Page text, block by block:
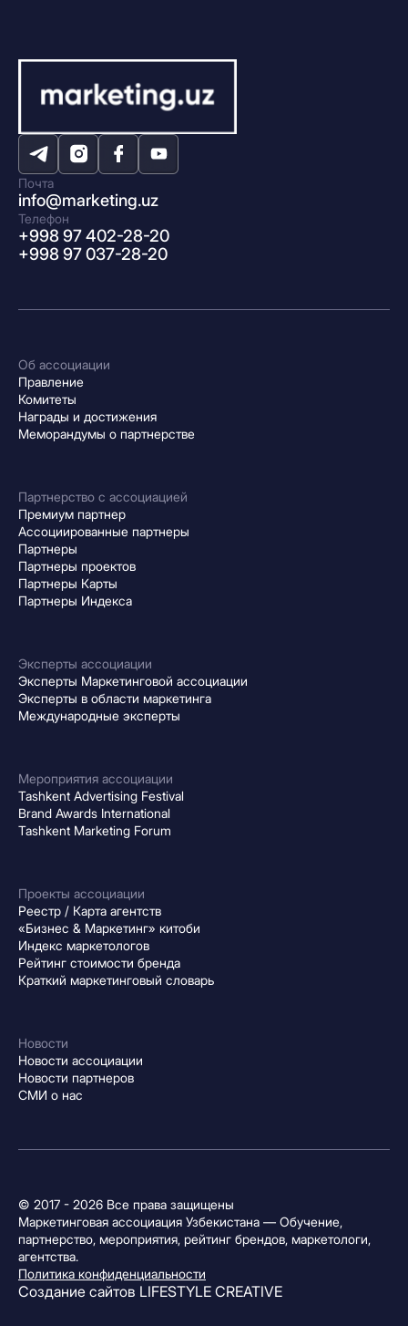
Почта
info@marketing.uz
Телефон
+998 97 402-28-20
+998 97 037-28-20
Об ассоциации
Правление
Комитеты
Награды и достижения
Меморандумы о партнерстве
Партнерство с ассоциацией
Премиум партнер
Ассоциированные партнеры
Партнеры
Партнеры проектов
Партнеры Карты
Партнеры Индекса
Эксперты ассоциации
Эксперты Маркетинговой ассоциации
Эксперты в области маркетинга
Международные эксперты
Мероприятия ассоциации
Tashkent Advertising Festival
Brand Awards International
Tashkent Marketing Forum
Проекты ассоциации
Реестр / Карта агентств
«Бизнес & Маркетинг» китоби
Индекс маркетологов
Рейтинг стоимости бренда
Краткий маркетинговый словарь
Новости
Новости ассоциации
Новости партнеров
СМИ о нас
© 2017 - 2026 Все права защищены
Маркетинговая ассоциация Узбекистана — Обучение,
партнерство, мероприятия, рейтинг брендов, маркетологи,
агентства.
Политика конфиденциальности
Создание сайтов LIFESTYLE CREATIVE